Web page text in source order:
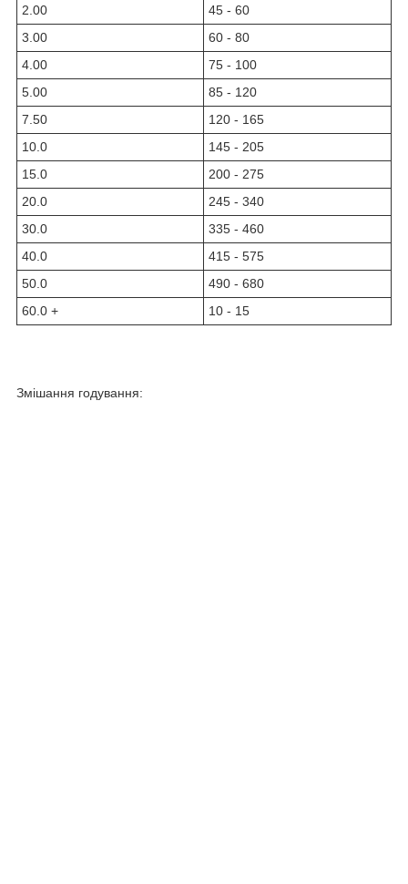
2.00
45 - 60
3.00
60 - 80
4.00
75 - 100
5.00
85 - 120
7.50
120 - 165
10.0
145 - 205
15.0
200 - 275
20.0
245 - 340
30.0
335 - 460
40.0
415 - 575
50.0
490 - 680
60.0 +
10 - 15
Змішання годування: